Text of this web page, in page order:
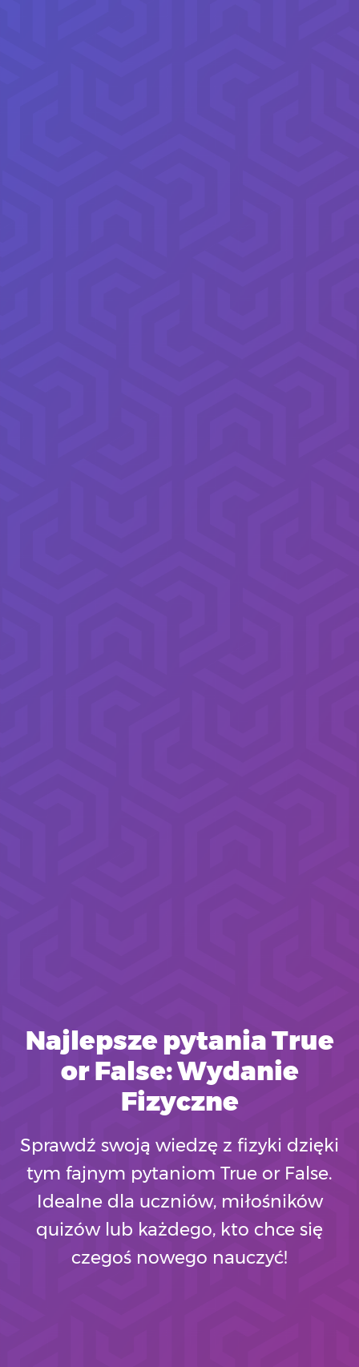
Najlepsze pytania True
or False: Wydanie
Fizyczne
Sprawdź swoją wiedzę z fizyki dzięki
tym fajnym pytaniom True or False.
Idealne dla uczniów, miłośników
quizów lub każdego, kto chce się
czegoś nowego nauczyć!